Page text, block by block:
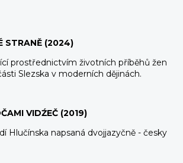
STRANĚ (2024)
prostřednictvím životních příběhů žen
Slezska v moderních dějinách.
VIDŹEČ (2019)
Hlučínska napsaná dvojjazyčně - česky